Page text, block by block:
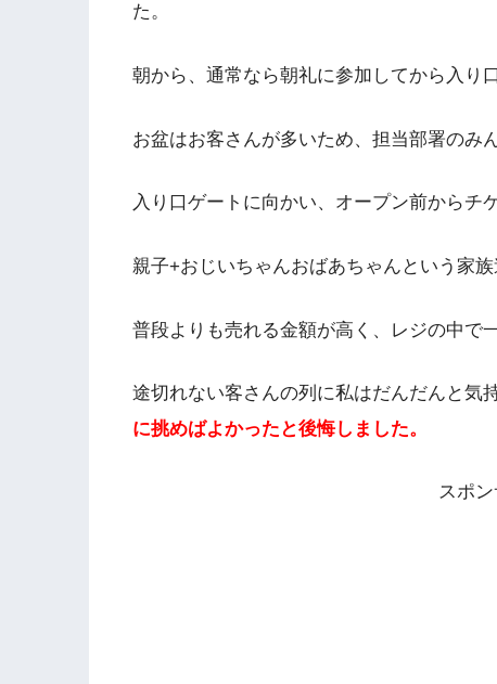
た。
朝から、通常なら朝礼に参加してから入り
お盆はお客さんが多いため、担当部署のみ
入り口ゲートに向かい、オープン前からチ
親子+おじいちゃんおばあちゃんという家
普段よりも売れる金額が高く、レジの中で
途切れない客さんの列に私はだんだんと気
に挑めばよかったと後悔しました。
スポ